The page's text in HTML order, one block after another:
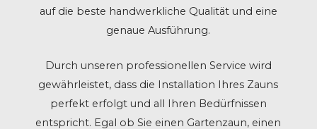
auf die beste handwerkliche Qualität und eine
genaue Ausführung.
Durch unseren professionellen Service wird
gewährleistet, dass die Installation Ihres Zauns
perfekt erfolgt und all Ihren Bedürfnissen
entspricht. Egal ob Sie einen Gartenzaun, einen